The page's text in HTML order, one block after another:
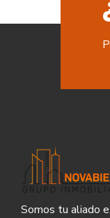
Somos tu aliado